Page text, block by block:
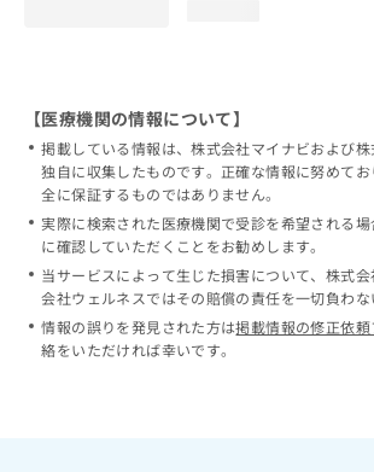
【医療機関の情報について】
掲載している情報は、株式会社マイナビおよび
独自に収集したものです。正確な情報に努めて
全に保証するものではありません。
実際に検索された医療機関で受診を希望される
に確認していただくことをお勧めします。
当サービスによって生じた損害について、株式
会社ウェルネスではその賠償の責任を一切負わな
情報の誤りを発見された方は掲載情報の修正依頼
絡をいただければ幸いです。